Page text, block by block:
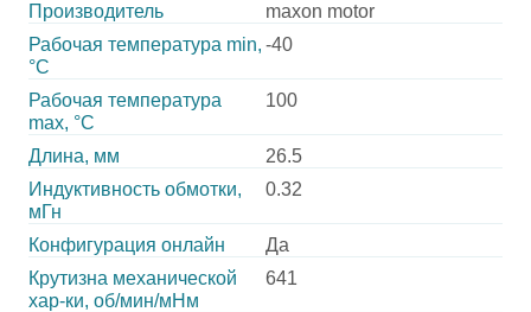
Производитель
maxon motor
Рабочая температура min,
°С
-40
Рабочая температура
max, °С
100
Длина, мм
26.5
Индуктивность обмотки,
мГн
0.32
Конфигурация онлайн
Да
Крутизна механической
хар-ки, об/мин/мНм
641